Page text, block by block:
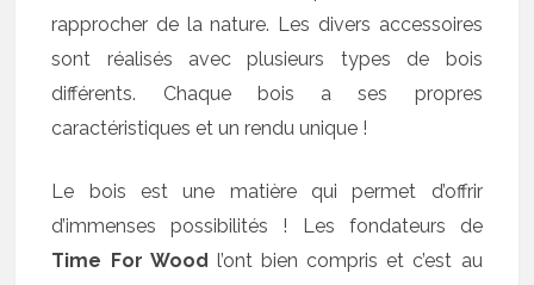
rapprocher de la nature. Les divers accessoires
sont réalisés avec plusieurs types de bois
différents. Chaque bois a ses propres
caractéristiques et un rendu unique !
Le bois est une matière qui permet d’offrir
d’immenses possibilités ! Les fondateurs de
Time For Wood l’ont bien compris et c’est au